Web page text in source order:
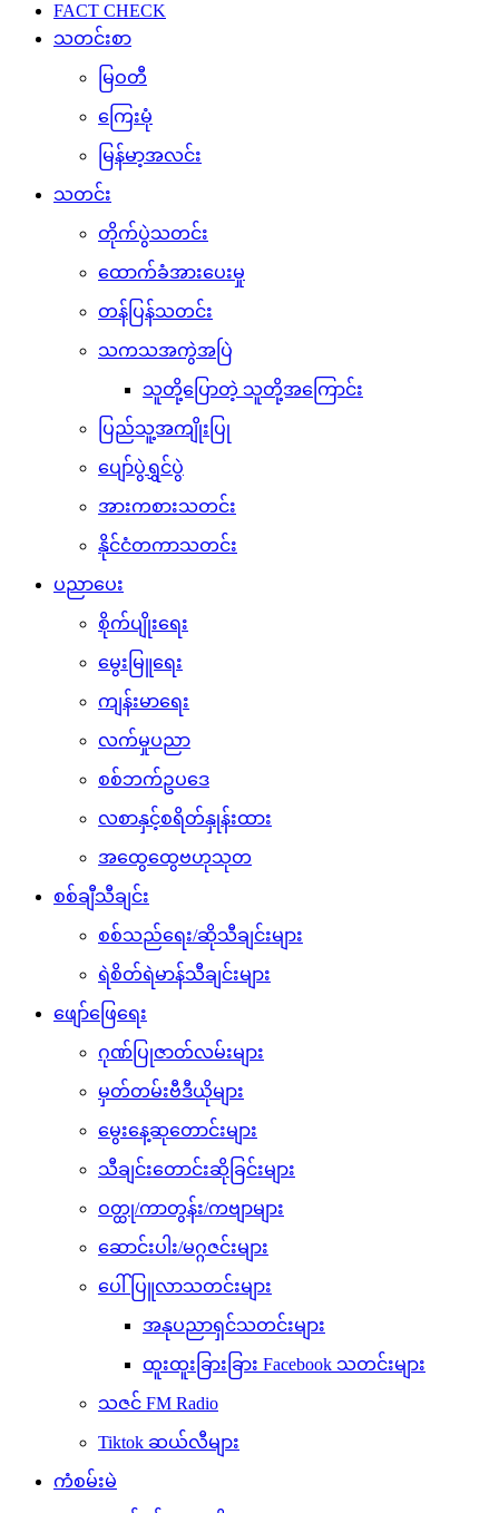
FACT CHECK
သတင်းစာ
မြဝတီ
ကြေးမုံ
မြန်မာ့အလင်း
သတင်း
တိုက်ပွဲသတင်း
ထောက်ခံအားပေးမှု
တန်ပြန်သတင်း
သကသအကွဲအပြဲ
သူတို့ပြောတဲ့ သူတို့အကြောင်း
ပြည်သူ့အကျိုးပြု
ပျော်ပွဲရွှင်ပွဲ
အားကစားသတင်း
နိုင်ငံတကာသတင်း
ပညာပေး
စိုက်ပျိုးရေး
မွေးမြူရေး
ကျန်းမာရေး
လက်မှုပညာ
စစ်ဘက်ဥပဒေ
လစာနှင့်စရိတ်နှုန်းထား
အထွေထွေဗဟုသုတ
စစ်ချီသီချင်း
စစ်သည်ရေး/ဆိုသီချင်းများ
ရဲစိတ်ရဲမာန်သီချင်းများ
ဖျော်ဖြေရေး
ဂုဏ်ပြုဇာတ်လမ်းများ
မှတ်တမ်းဗီဒီယိုများ
မွေးနေ့ဆုတောင်းများ
သီချင်းတောင်းဆိုခြင်းများ
ဝတ္ထု/ကာတွန်း/ကဗျာများ
ဆောင်းပါး/မဂ္ဂဇင်းများ
ပေါ်ပြူလာသတင်းများ
အနုပညာရှင်သတင်းများ
ထူးထူးခြားခြား Facebook သတင်းများ
သဇင် FM Radio
Tiktok ဆယ်လီများ
ကံစမ်းမဲ